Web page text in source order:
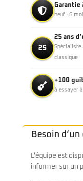
Garantie
neuf · 6
25
25 ans
Spécialiste
classique
+100
à essayer
Besoin
L'équipe est
informer sur un